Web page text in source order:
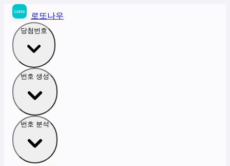
로또나우
당첨번호
번호 생성
번호 분석